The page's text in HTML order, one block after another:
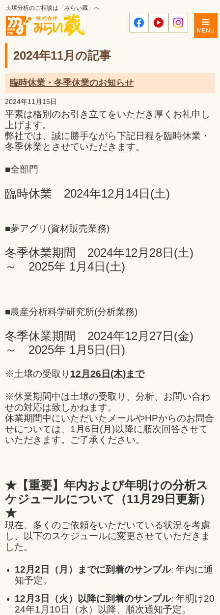
土壌分析のご相談は「みらい蔵」へ
MENU
2024年11月の記事
臨時休業・冬季休業のお知らせ
2024年11月15日
平素は格別のお引き立てをいただき厚くお礼申し
上げます。
弊社では、誠に勝手ながら下記日程を臨時休業・
冬季休業とさせていただきます。
■全部門
臨時休業 2024年12月14日(土)
■夢アグリ(資材販売業務)
冬季休業期間 2024年12月28日(土)
～ 2025年 1月4日(土)
■農産分析科学研究所(分析業務)
冬季休業期間 2024年12月27日(金)
～ 2025年 1月5日(日 )
※土壌の受取り 12月26 日 (木)まで
※休業期間中は土壌の受取り、分析、お問い合わ
せの対応は致しかねます。
休業期間中にいただいたメールやHPからのお問合
せについては、 1月6日(月)以降に順次回答させて
いただきます。ご了承ください。
★【重要】年内および年明けの分析ス
ケジュールについて（11月29日更新）
★
現在、多くのご依頼をいただいている状況を考慮
し、以下のスケジュールに変更させていただきま
した。
12月2日（月）までに到着のサンプル: 年内に通
知予定。
12月3日（火）以降に到着のサンプル: 年明け20
24年1月10日（水）以降、順次通知予定。